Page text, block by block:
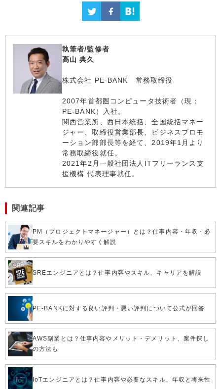
執筆者/監修者
高山 典久
株式会社 PE-BANK 常務取締役
2007年首都圏コンピュータ技術者（現：
PE-BANK）入社。
関西営業所、西日本統括、全国統括マネー
ジャー、取締役営業部長、ビジネスプロモ
ーション部部長等を経て、2019年1月より
常務取締役就任。
2021年2月一般社団法人ITフリーランス支
援機構 代表理事就任。
関連記事
PM（プロジェクトマネージャー）とは？仕事内容・年収・必
要スキルをわかりやすく解説
SREエンジニアとは？仕事内容やスキル、キャリアを解説
PE-BANKに対する良い評判・悪い評判について公式が回答
AWS副業とは？仕事内容やメリット・デメリット、案件探し
の方法も
IoTエンジニアとは？仕事内容や必要なスキル、年収と将来性